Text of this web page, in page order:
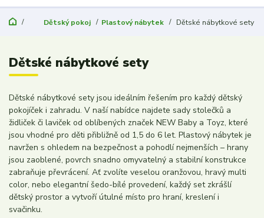
Dětský pokoj Plastový nábytek Dětské nábytkové sety
Dětské nábytkové sety
Dětské nábytkové sety jsou ideálním řešením pro každý dětský
pokojíček i zahradu. V naší nabídce najdete sady stolečků a
židliček či laviček od oblíbených značek NEW Baby a Toyz, které
jsou vhodné pro děti přibližně od 1,5 do 6 let. Plastový nábytek je
navržen s ohledem na bezpečnost a pohodlí nejmenších – hrany
jsou zaoblené, povrch snadno omyvatelný a stabilní konstrukce
zabraňuje převrácení. Ať zvolíte veselou oranžovou, hravý multi
color, nebo elegantní šedo-bílé provedení, každý set zkrášlí
dětský prostor a vytvoří útulné místo pro hraní, kreslení i
svačinku.